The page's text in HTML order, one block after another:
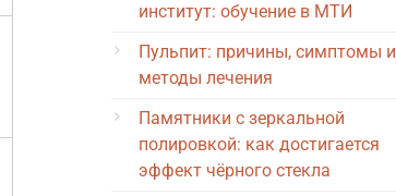
институт: обучение в МТИ
Пульпит: причины, симптомы и
методы лечения
Памятники с зеркальной
полировкой: как достигается
эффект чёрного стекла